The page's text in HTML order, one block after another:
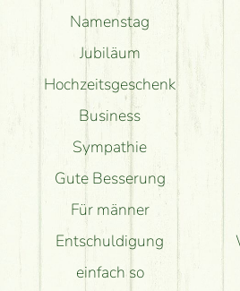
Namenstag
Jubiläum
Hochzeitsgeschenk
Business
Sympathie
Gute Besserung
Für männer
Entschuldigung
einfach so